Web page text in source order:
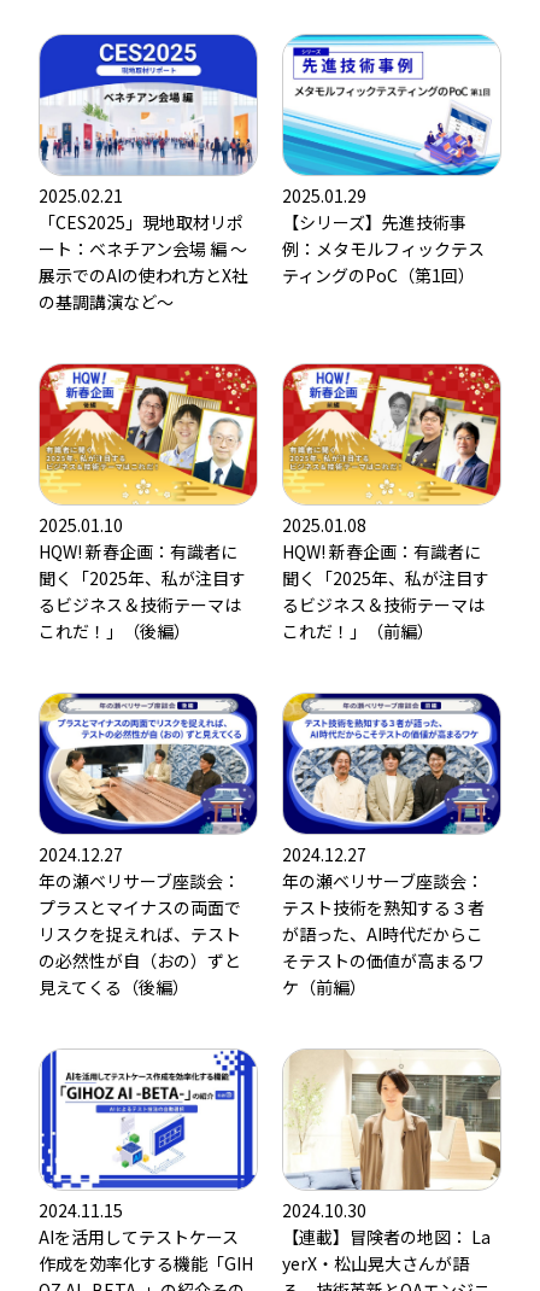
2025.02.21
「CES2025」現地取材リポ
ート：ベネチアン会場 編 ～
展示でのAIの使われ方とX社
の基調講演など～
2025.01.29
【シリーズ】先進技術事
例：メタモルフィックテス
ティングのPoC（第1回）
2025.01.10
HQW! 新春企画：有識者に
聞く「2025年、私が注目す
るビジネス＆技術テーマは
これだ！」（後編）
2025.01.08
HQW! 新春企画：有識者に
聞く「2025年、私が注目す
るビジネス＆技術テーマは
これだ！」（前編）
2024.12.27
年の瀬ベリサーブ座談会：
プラスとマイナスの両面で
リスクを捉えれば、テスト
の必然性が自（おの）ずと
見えてくる（後編）
2024.12.27
年の瀬ベリサーブ座談会：
テスト技術を熟知する３者
が語った、AI時代だからこ
そテストの価値が高まるワ
ケ（前編）
2024.11.15
AIを活用してテストケース
作成を効率化する機能「GIH
2024.10.30
【連載】冒険者の地図： La
yerX・松山晃大さんが語